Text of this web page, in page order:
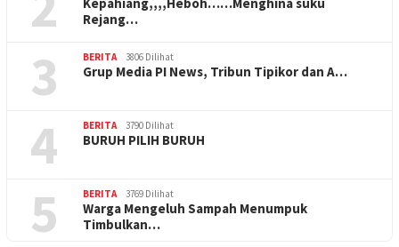
Rejang…
3 BERITA 3806 Dilihat
Grup Media PI News, Tribun Tipikor dan A…
4 BERITA 3790 Dilihat
BURUH PILIH BURUH
5 BERITA 3769 Dilihat
Warga Mengeluh Sampah Menumpuk
Timbulkan…